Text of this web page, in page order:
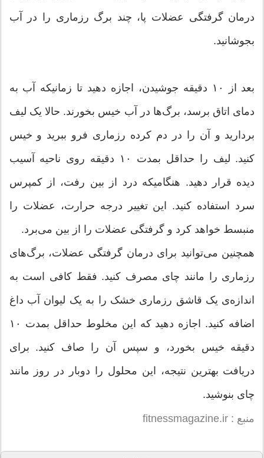
درمان گرفتگی عضلات پا، چند برگ رزماری را در آب
بجوشانید.
بعد از ۱۰ دقیقه جوشیدن، اجازه دهید تا زمانیکه آب به
دمای اتاق برسد، برگ‌ها در آب خیس بخورند. حالا یک لیف
بردارید و آن را در دم کرده رزماری فرو ببرید و خیس
کنید. لیف را حداقل بمدت ۱۰ دقیقه روی ناحیه آسیب
دیده قرار دهید. هنگامیکه درد از بین رفت، از کمپرس
سرد استفاده کنید. این تغییر درجه حرارت، عضلات را
منبسط خواهد کرد و گرفتگی عضلات را از بین می‌برد.
همچنین می‌توانید برای درمان گرفتگی عضلات، برگ‌های
رزماری را مانند چای مصرف کنید. فقط کافی است به
اندازه‌ی یک قاشق رزماری خشک را به یک لیوان آب داغ
اضافه کنید. اجازه دهید که این مخلوط حداقل بمدت ۱۰
دقیقه خیس بخورد، و سپس آن را صاف کنید. برای
دریافت بهترین نتیجه، این محلول را دوبار در روز مانند
چای بنوشید.
منبع : fitnessmagazine.ir